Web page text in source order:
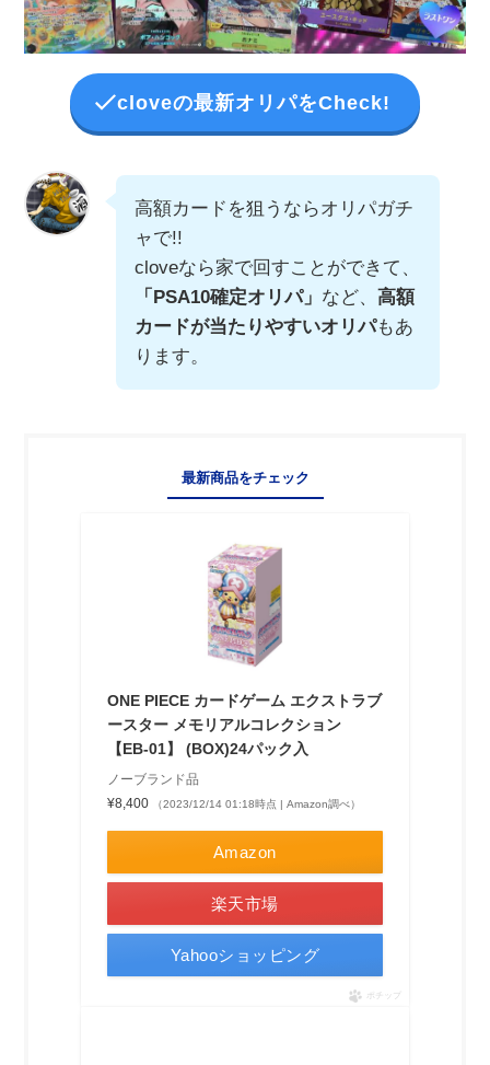
cloveの最新オリパをCheck!
高額カードを狙うならオリパガチ
ャで!!
cloveなら家で回すことができて、
「PSA10確定オリパ」 など、高額
カードが当たりやすいオリパもあ
ります。
最新商品をチェック
ONE PIECE カードゲーム エクストラブ
ースター メモリアルコレクション
【EB-01】 (BOX)24パック入
ノーブランド品
¥8,400
（2023/12/14 01:18時点 | Amazon調べ）
Amazon
楽天市場
Yahooショッピング
ポチップ